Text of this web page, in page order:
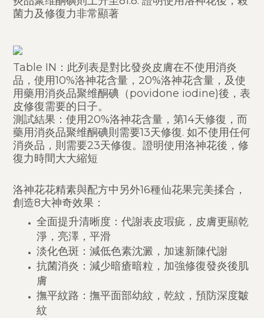
菌力及修復力非常顯著
Table IN：此列表是對比發炎皮膚在不使用消炎
品，使用10%洛神花含量，20%洛神花含量，及使
用藥用消炎品聚维酮碘（povidone iodine)後，表
皮修復需要的日子。
測試結果：使用20%洛神花含量，第14天修復，而
藥用消炎品聚维酮碘則需要13天修復. 如不使用任何
消炎品，則需要23天修復。證明使用洛神花後，修
復力時間大大縮短
洛神花花精素與配方中另外16種仙花果完美揉合，
創造8大神奇效果：
全面提升清晰度：代謝表皮瑕疵，皮膚更顯乾
淨，亮澤，平滑
淡化色斑：減低色素沈澱，加速新陳代謝
抗菌消炎：減少暗瘡暗粒，加強修復發炎後肌
膚
撫平紋路：撫平面部幼紋，乾紋，預防深度皺
紋